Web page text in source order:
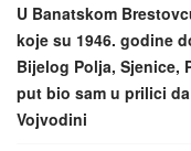
g
a
t
i
o
U Banatskom
koje su 1946. godine
Bijelog Polja, Sjenice,
put bio sam u prilici
Vojvodini